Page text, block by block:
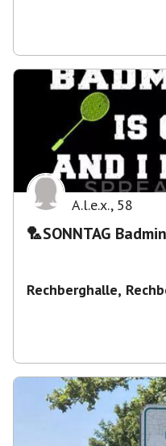
A.l.e.x., 58
Rechberghalle,